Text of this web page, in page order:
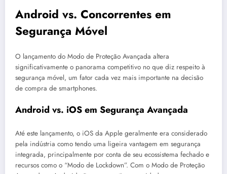
Android vs. Concorrentes em
Segurança Móvel
O lançamento do Modo de Proteção Avançada altera
significativamente o panorama competitivo no que diz respeito à
segurança móvel, um fator cada vez mais importante na decisão
de compra de smartphones.
Android vs. iOS em Segurança Avançada
Até este lançamento, o iOS da Apple geralmente era considerado
pela indústria como tendo uma ligeira vantagem em segurança
integrada, principalmente por conta de seu ecossistema fechado e
recursos como o “Modo de Lockdown”. Com o Modo de Proteção